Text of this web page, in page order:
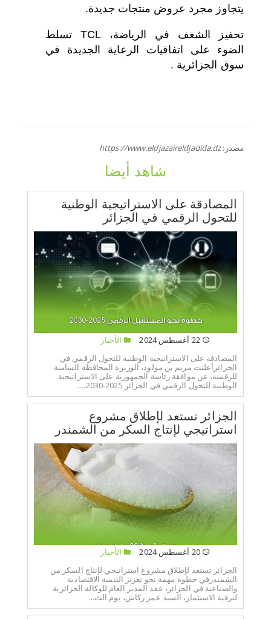
يتجاوز مجرد عروض منتجات جديدة.
تحفيز الشغف في الرياضة، TCL تسلط
الضوء على اتفاقيات الرعاية الجديدة في
سوق الجزائرية .
مصدر:https://www.eldjazaireldjadida.dz
شاهد أيضا
المصادقة على الاستراتيجية الوطنية
للتحول الرقمي في الجزائر
22 أغسطس 2024
الأخبار
المصادقة على الاستراتيجية الوطنية للتحول الرقمي في
الجزائرأعلنت مريم بن مولود، الوزيرة المحافظة السامية
للرقمنة، عن موافقة رئاسة الجمهورية على الاستراتيجية
الوطنية للتحول الرقمي في الجزائر 2025-2030،...
الجزائر تستعد لإطلاق مشروع
استراتيجي لإنتاج السكر من الشمندر
20 أغسطس 2024
الأخبار
الجزائر تستعد لإطلاق مشروع استراتيجي لإنتاج السكر من
الشمندرفي خطوة مهمة نحو تعزيز التنمية الاقتصادية
والصناعية في الجزائر، عقد المدير العام للوكالة الجزائرية
لترقية الاستثمار، السيد عمر ركاش، يوم الث...